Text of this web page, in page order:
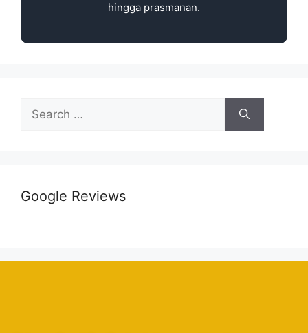
hingga prasmanan.
Google Reviews